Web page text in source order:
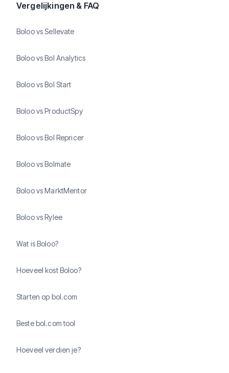
Vergelijkingen & FAQ
Boloo vs Sellevate
Boloo vs Bol Analytics
Boloo vs Bol Start
Boloo vs ProductSpy
Boloo vs Bol Repricer
Boloo vs Bolmate
Boloo vs MarktMentor
Boloo vs Rylee
Wat is Boloo?
Hoeveel kost Boloo?
Starten op bol.com
Beste bol.com tool
Hoeveel verdien je?